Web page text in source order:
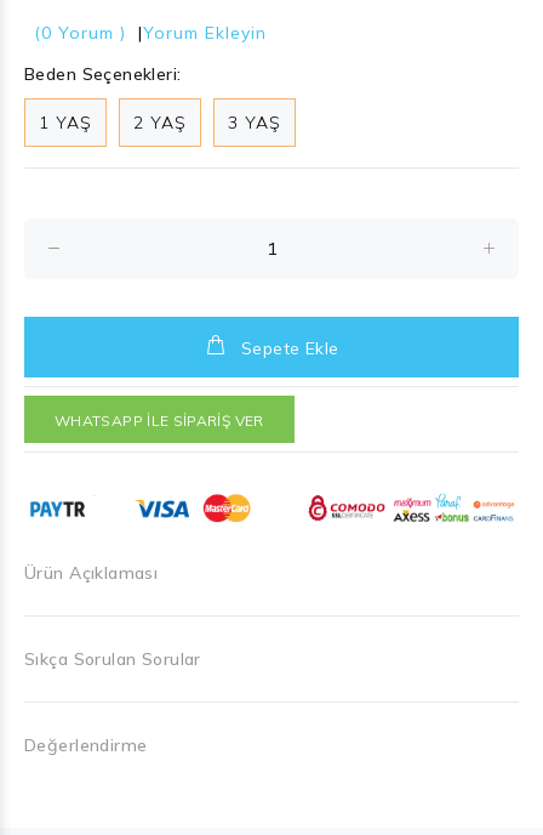
(0 Yorum ) |Yorum Ekleyin
Beden Seçenekleri:
1 YAŞ 2 YAŞ 3 YAŞ
Sepete Ekle
WHATSAPP İLE SİPARİŞ VER
Ürün Açıklaması
Sıkça Sorulan Sorular
Değerlendirme